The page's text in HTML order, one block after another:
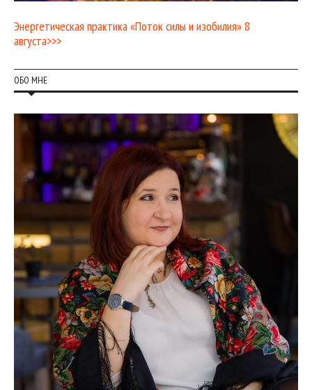
Энергетическая практика «Поток силы и изобилия» 8
августа>>>
ОБО МНЕ